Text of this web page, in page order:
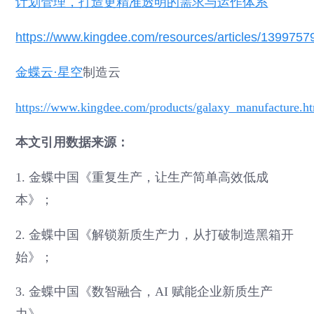
https://www.kingdee.com/resources/articles/
金蝶云·星空制造云
https://www.kingdee.com/products/
本文引用数据来源：
1. 金蝶中国《重复生产，让生产简单高效低成
本》；
2. 金蝶中国《解锁新质生产力，从打破制造黑箱开
始》；
3. 金蝶中国《数智融合，AI 赋能企业新质生产